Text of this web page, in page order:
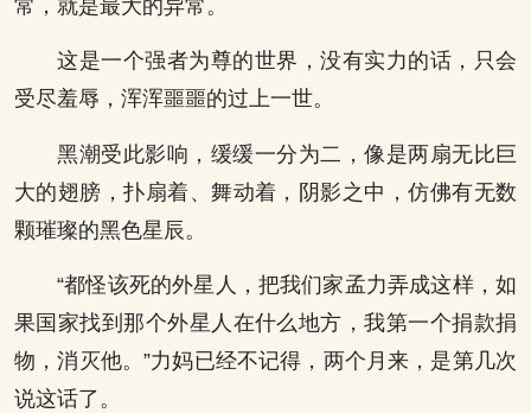
常，就是最大的异常。
这是一个强者为尊的世界，没有实力的话，只会
受尽羞辱，浑浑噩噩的过上一世。
黑潮受此影响，缓缓一分为二，像是两扇无比巨
大的翅膀，扑扇着、舞动着，阴影之中，仿佛有无数
颗璀璨的黑色星辰。
“都怪该死的外星人，把我们家孟力弄成这样，如
果国家找到那个外星人在什么地方，我第一个捐款捐
物，消灭他。”力妈已经不记得，两个月来，是第几次
说这话了。